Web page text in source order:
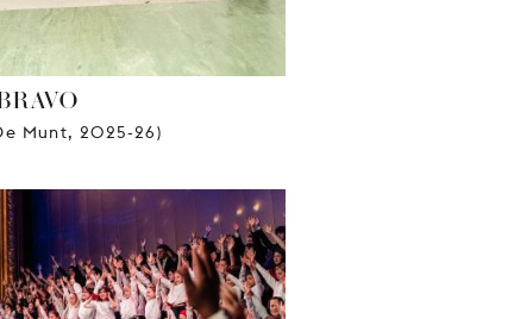
Munt, 2025-26)